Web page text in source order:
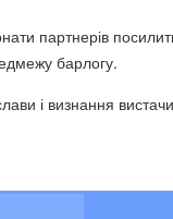
партнерів
барлогу.
і визнання